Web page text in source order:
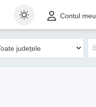
Contul meu
Sortează